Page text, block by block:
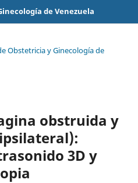
de Venezuela
Obstetricia y Ginecología de
obstruida y
3D y